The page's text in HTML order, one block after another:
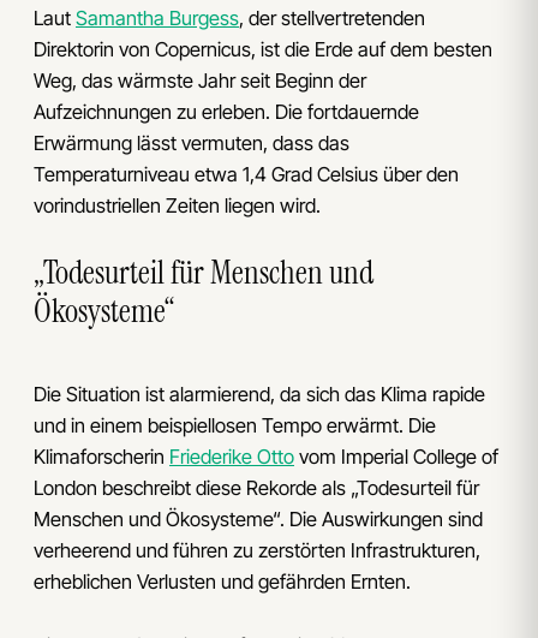
Laut Samantha Burgess, der stellvertretenden
Direktorin von Copernicus, ist die Erde auf dem besten
Weg, das wärmste Jahr seit Beginn der
Aufzeichnungen zu erleben. Die fortdauernde
Erwärmung lässt vermuten, dass das
Temperaturniveau etwa 1,4 Grad Celsius über den
vorindustriellen Zeiten liegen wird.
„Todesurteil für Menschen und
Ökosysteme“
Die Situation ist alarmierend, da sich das Klima rapide
und in einem beispiellosen Tempo erwärmt. Die
Klimaforscherin Friederike Otto vom Imperial College of
London beschreibt diese Rekorde als „Todesurteil für
Menschen und Ökosysteme“. Die Auswirkungen sind
verheerend und führen zu zerstörten Infrastrukturen,
erheblichen Verlusten und gefährden Ernten.